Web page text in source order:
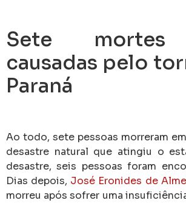
Sete mortes
causadas pelo
Paraná
Ao todo, sete pessoas morreram
desastre natural que atingiu o
desastre, seis pessoas foram
Dias depois, José Eronides de
morreu após sofrer uma